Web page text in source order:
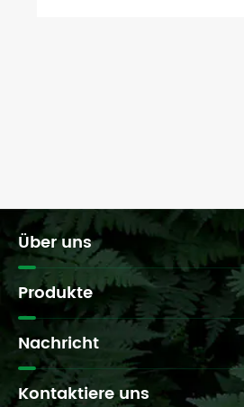
Über uns
Produkte
Nachricht
Kontaktiere uns